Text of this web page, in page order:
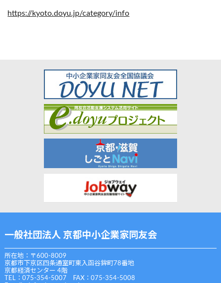
https://kyoto.doyu.jp/category/info
一般社団法人 京都中小企業家同友会
所在地：〒600-8009
京都市下京区四条通室町東入函谷鉾町78番地
京都経済センター 4階
TEL：075-354-5007 FAX：075-354-5008